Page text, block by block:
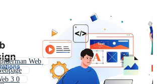
Web
3 0